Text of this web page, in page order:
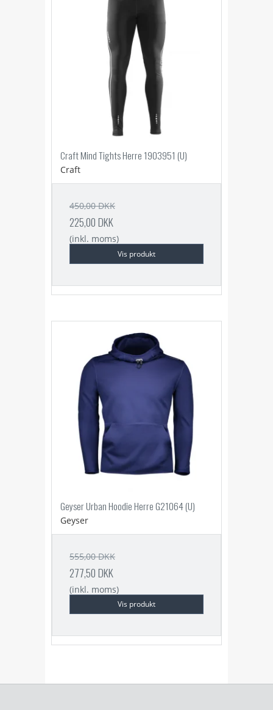
Craft Mind Tights Herre 1903951 (U)
Craft
450,00 DKK
225,00 DKK
(inkl. moms)
Vis produkt
Geyser Urban Hoodie Herre G21064 (U)
Geyser
555,00 DKK
277,50 DKK
(inkl. moms)
Vis produkt